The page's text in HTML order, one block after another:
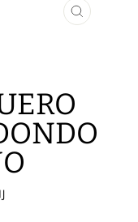
CERRAR